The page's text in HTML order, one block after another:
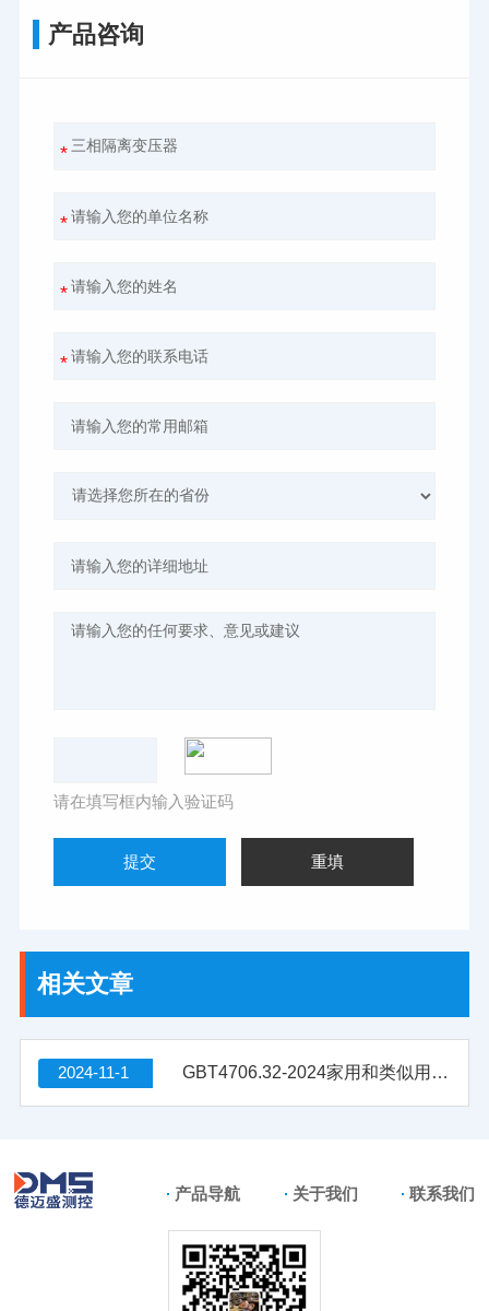
产品咨询
请在填写框内输入验证码
相关文章
2024-11-1 GBT4706.32-2024家用和类似用途电器的安全 第32部分: 热泵、空调器和除湿机的特殊要求 附录 KK (规范性) A2L热表面点燃温度试验方法
产品导航 关于我们 联系我们